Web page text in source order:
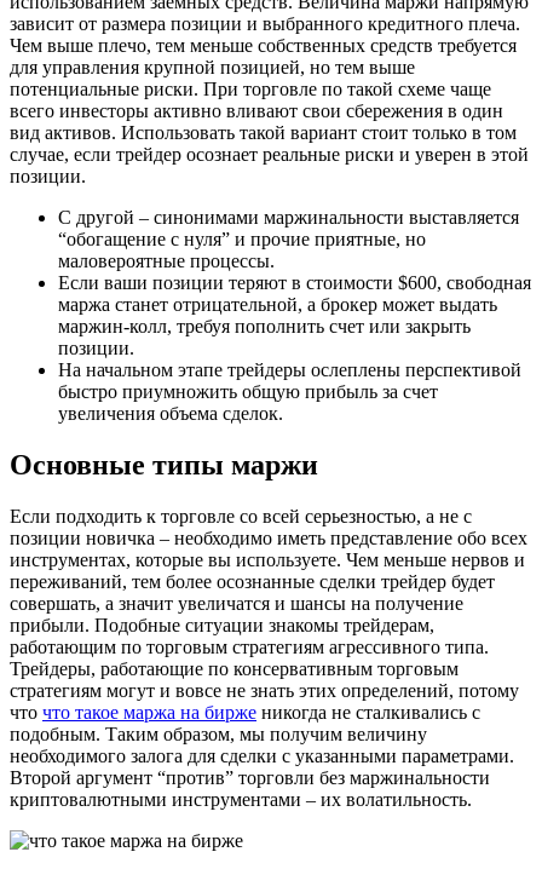
зависит от размера позиции и выбранного кредитного плеча.
Чем выше плечо, тем меньше собственных средств требуется
для управления крупной позицией, но тем выше
потенциальные риски. При торговле по такой схеме чаще
всего инвесторы активно вливают свои сбережения в один
вид активов. Использовать такой вариант стоит только в том
случае, если трейдер осознает реальные риски и уверен в этой
позиции.
С другой – синонимами маржинальности выставляется
“обогащение с нуля” и прочие приятные, но
маловероятные процессы.
Если ваши позиции теряют в стоимости $600, свободная
маржа станет отрицательной, а брокер может выдать
маржин-колл, требуя пополнить счет или закрыть
позиции.
На начальном этапе трейдеры ослеплены перспективой
быстро приумножить общую прибыль за счет
увеличения объема сделок.
Основные типы маржи
Если подходить к торговле со всей серьезностью, а не с
позиции новичка – необходимо иметь представление обо всех
инструментах, которые вы используете. Чем меньше нервов и
переживаний, тем более осознанные сделки трейдер будет
совершать, а значит увеличатся и шансы на получение
прибыли. Подобные ситуации знакомы трейдерам,
работающим по торговым стратегиям агрессивного типа.
Трейдеры, работающие по консервативным торговым
стратегиям могут и вовсе не знать этих определений, потому
что что такое маржа на бирже никогда не сталкивались с
подобным. Таким образом, мы получим величину
необходимого залога для сделки с указанными параметрами.
Второй аргумент “против” торговли без маржинальности
криптовалютными инструментами – их волатильность.